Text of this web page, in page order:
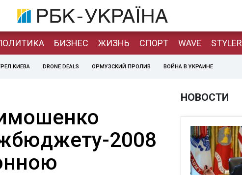
БИЗНЕС ЖИЗНЬ СПОРТ WAVE STYLER
КИЕВА DRONE DEALS ОРМУЗСКИЙ ПРОЛИВ ВОЙНА В УКРАИНЕ
2008
НОВОСТИ